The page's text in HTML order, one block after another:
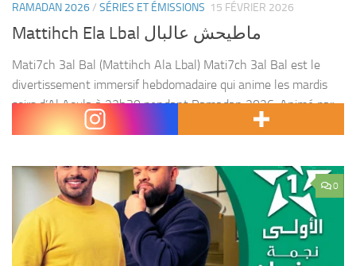
RAMADAN 2026/ SÉRIES ET ÉMISSIONS 15 FÉVRIER 2026
Mattihch Ela Lbal ماطيحش عالبال
Mati7ch 3al Bal (Mattihch Ala Lbal) Mati7ch 3al Bal est le
divertissement immersif hebdomadaire qui anime les mardis
soirs d’Al Aoula à 22h30 pendant Ramadan 2026. Animé par
la pétillante Meriem Zaimi, ce format...
0